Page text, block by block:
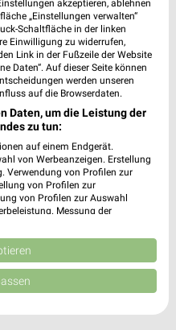
bis Mo. 10.08.
akzeptieren, ablehnen
„Einstellungen verwalten“
Schaltfläche in der linken
Einwilligung zu widerrufen,
Link in der Fußzeile der Website
Daten“. Auf dieser Seite können
werden unseren
auf die Browserdaten.
Daten, um die Leistung der
zu tun:
auf einem Endgerät.
von Werbeanzeigen. Erstellung
Verwendung von Profilen zur
von Profilen zur
von Profilen zur Auswahl
Messung der
Quellen. Entwicklung und
reduzierter Daten zur Auswahl
Union weitergegeben und in die